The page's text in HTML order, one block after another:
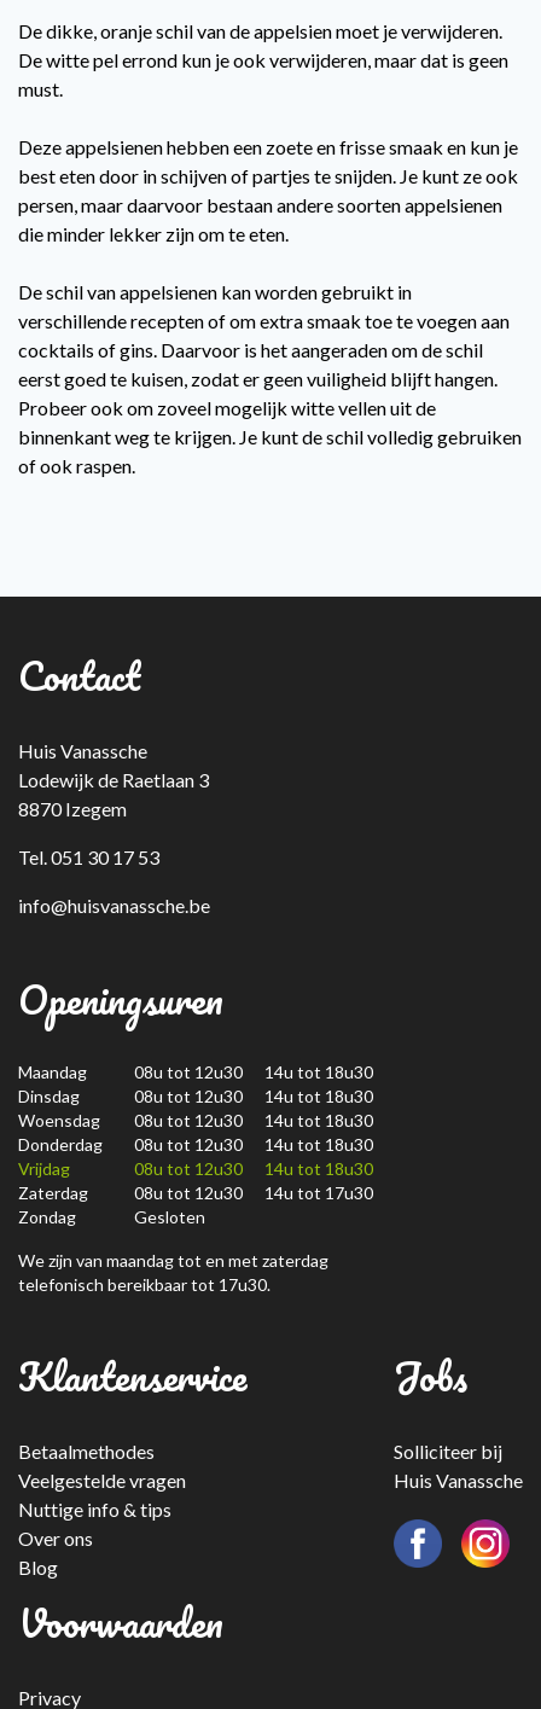
De dikke, oranje schil van de appelsien moet je verwijderen.
De witte pel errond kun je ook verwijderen, maar dat is geen
must.
Deze appelsienen hebben een zoete en frisse smaak en kun je
best eten door in schijven of partjes te snijden. Je kunt ze ook
persen, maar daarvoor bestaan andere soorten appelsienen
die minder lekker zijn om te eten.
De schil van appelsienen kan worden gebruikt in
verschillende recepten of om extra smaak toe te voegen aan
cocktails of gins. Daarvoor is het aangeraden om de schil
eerst goed te kuisen, zodat er geen vuiligheid blijft hangen.
Probeer ook om zoveel mogelijk witte vellen uit de
binnenkant weg te krijgen. Je kunt de schil volledig gebruiken
of ook raspen.
Contact
Huis Vanassche
Lodewijk de Raetlaan 3
8870 Izegem
Tel. 051 30 17 53
info@huisvanassche.be
Openingsuren
Maandag
08u tot 12u30 14u tot 18u30
Dinsdag
08u tot 12u30 14u tot 18u30
Woensdag
08u tot 12u30 14u tot 18u30
Donderdag
08u tot 12u30 14u tot 18u30
Vrijdag
08u tot 12u30 14u tot 18u30
Zaterdag
08u tot 12u30 14u tot 17u30
Zondag
Gesloten
We zijn van maandag tot en met zaterdag
telefonisch bereikbaar tot 17u30.
Klantenservice
Betaalmethodes
Veelgestelde vragen
Nuttige info & tips
Over ons
Blog
Jobs
Solliciteer bij
Huis Vanassche
Voorwaarden
Privacy